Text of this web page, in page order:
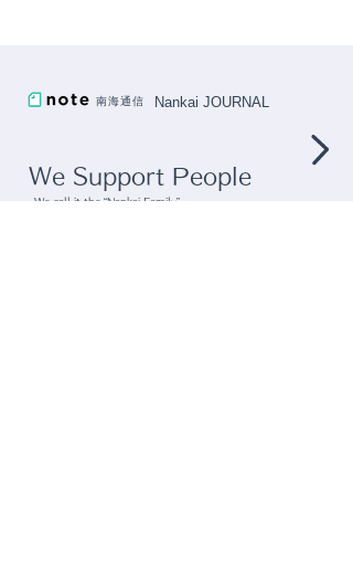
Nankai JOURNAL
南海通信
We Support People
We call it the “Nankai Family”